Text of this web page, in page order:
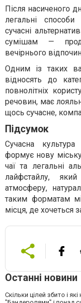
Після насиченого
легальні
сучасні
сумішам —
вечірнього
Одним із таких
відносять до
повнолітніх
речовин, має
щось сучасне,
Підсумок
Сучасна
формує нову
чаї та легальні
лайфстайлу,
атмосферу,
таким форматам
місця, де хочеться
Останні новини
Скільки цілей збито і